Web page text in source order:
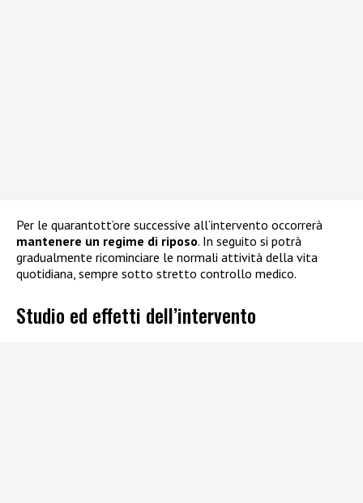
Per le quarantott’ore successive all’intervento occorrerà
mantenere un regime di riposo. In seguito si potrà
gradualmente ricominciare le normali attività della vita
quotidiana, sempre sotto stretto controllo medico.
Studio ed effetti dell’intervento